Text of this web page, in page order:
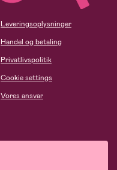
Leveringsoplysninger
Handel og betaling
Privatlivspolitik
Cookie settings
Vores ansvar